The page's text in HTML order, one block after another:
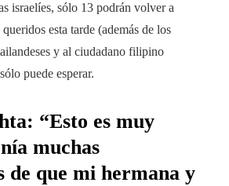
israelíes, sólo 13 podrán volver a
queridos esta tarde (además de los
y al ciudadano filipino
puede esperar.
“Esto es muy
muchas
de que mi hermana y